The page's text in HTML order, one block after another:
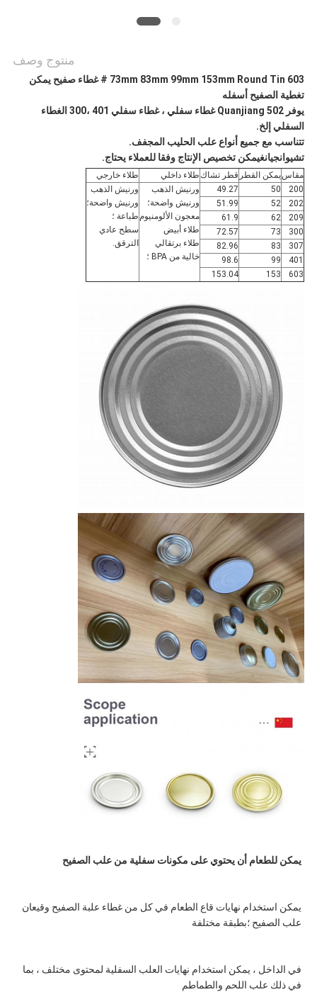
منتوج وصف
73mm 83mm 99mm 153mm Round Tin 603 # غطاء صفيح يمكن
تغطية الصفيح أسفله
يوفر Quanjiang 502
غطاء سفلي ، غطاء سفلي 401 ، 300 الغطاء
السفلي إلخ.
تتناسب مع جميع أنواع علب الحليب المجفف.
تشيوانجيانغيمكن تخصيص الإنتاج وفقا للعملاء يحتاج.
مقاسيمكن القطر قطر تشاكطلاء داخلي
طلاء خارجي
200
50
49.27
ورنيش الذهب
ورنيش واضحة؛
معجون الألومنيوم
طلاء أبيض
طلاء برتقالي
خالية من BPA ؛
ورنيش الذهب
ورنيش واضحة؛
طباعة ؛
سطح عادي
الترقق.
202
52
51.99
209
62
61.9
300
73
72.57
307
83
82.96
401
99
98.6
603
153
153.04
يمكن للطعام أن يحتوي على مكونات سفلية من علب الصفيح
علب الصفيح ؛بطبقة مختلفة
في ذلك علب اللحم والطماطم